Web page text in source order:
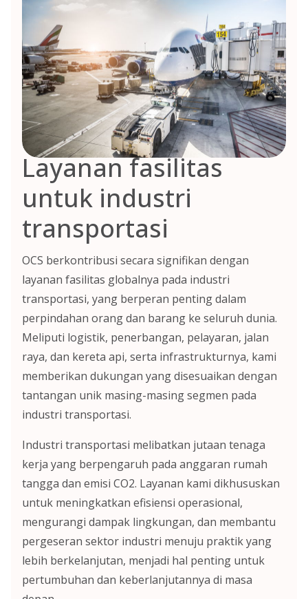
Layanan fasilitas
untuk industri
transportasi
OCS berkontribusi secara signifikan dengan
layanan fasilitas globalnya pada industri
transportasi, yang berperan penting dalam
perpindahan orang dan barang ke seluruh dunia.
Meliputi logistik, penerbangan, pelayaran, jalan
raya, dan kereta api, serta infrastrukturnya, kami
memberikan dukungan yang disesuaikan dengan
tantangan unik masing-masing segmen pada
industri transportasi.
Industri transportasi melibatkan jutaan tenaga
kerja yang berpengaruh pada anggaran rumah
tangga dan emisi CO2. Layanan kami dikhususkan
untuk meningkatkan efisiensi operasional,
mengurangi dampak lingkungan, dan membantu
pergeseran sektor industri menuju praktik yang
lebih berkelanjutan, menjadi hal penting untuk
pertumbuhan dan keberlanjutannya di masa